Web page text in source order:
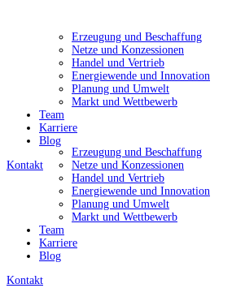
Erzeugung und Beschaffung
Netze und Konzessionen
Handel und Vertrieb
Energiewende und Innovation
Planung und Umwelt
Markt und Wettbewerb
Team
Karriere
Blog
Kontakt
Erzeugung und Beschaffung
Netze und Konzessionen
Handel und Vertrieb
Energiewende und Innovation
Planung und Umwelt
Markt und Wettbewerb
Team
Karriere
Blog
Kontakt